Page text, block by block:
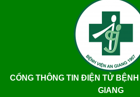
CỔNG THÔNG TIN ĐIỆN TỬ
GIANG